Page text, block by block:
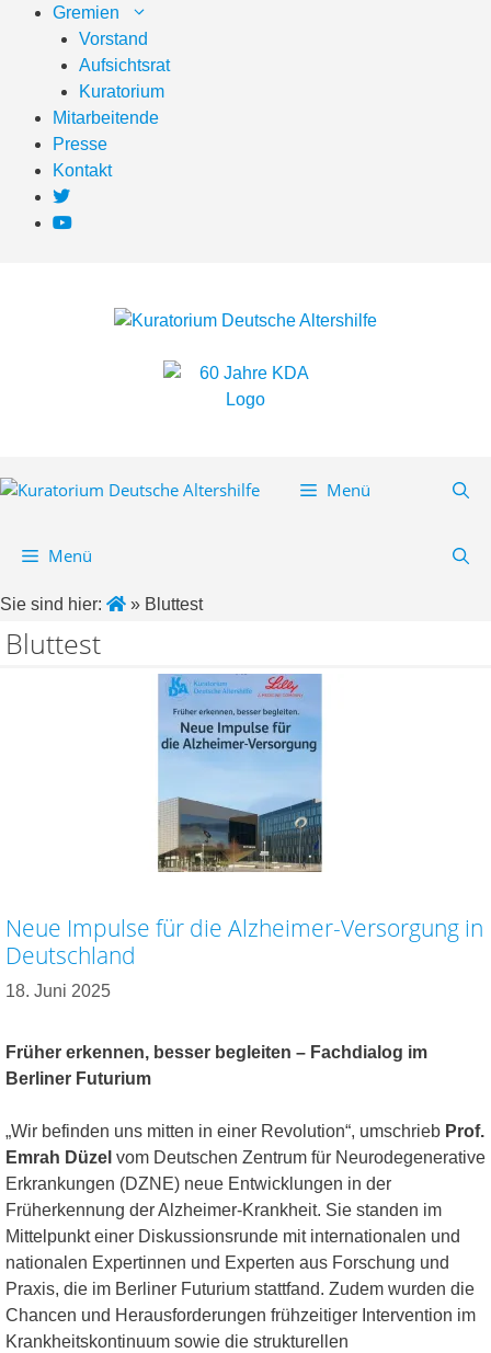
springen
Gremien
Vorstand
Aufsichtsrat
Kuratorium
Mitarbeitende
Presse
Kontakt
Menü
Menü
Sie sind hier: » Bluttest
Bluttest
Neue Impulse für die Alzheimer-Versorgung in
Deutschland
18. Juni 2025
Früher erkennen, besser begleiten – Fachdialog im
Berliner Futurium
„Wir befinden uns mitten in einer Revolution“, umschrieb Prof.
Emrah Düzel vom Deutschen Zentrum für Neurodegenerative
Erkrankungen (DZNE) neue Entwicklungen in der
Früherkennung der Alzheimer-Krankheit. Sie standen im
Mittelpunkt einer Diskussionsrunde mit internationalen und
nationalen Expertinnen und Experten aus Forschung und
Praxis, die im Berliner Futurium stattfand. Zudem wurden die
Chancen und Herausforderungen frühzeitiger Intervention im
Krankheitskontinuum sowie die strukturellen